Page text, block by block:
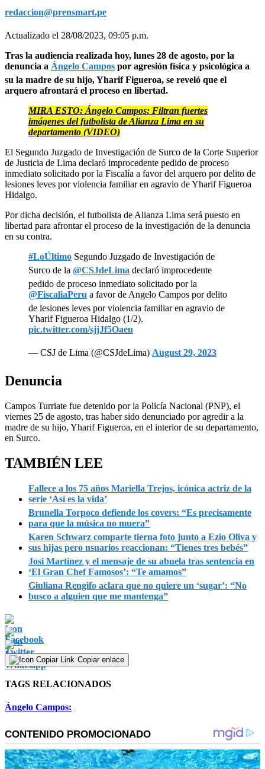
redaccion@prensmart.pe
Actualizado el 28/08/2023, 09:05 p.m.
Tras la audiencia realizada hoy, lunes 28 de agosto, por la
denuncia a Ángelo Campos por agresión física y psicológica a
su la madre de su hijo, Yharif Figueroa, se reveló que el
arquero afrontará el proceso en libertad.
MIRA ESTO: Ángelo Campos: Filtran fuertes
imágenes del futbolista de Alianza Lima en su
departamento (VIDEO)
El Segundo Juzgado de Investigación de Surco de la Corte Superior
de Justicia de Lima declaró improcedente pedido de proceso
inmediato solicitado por la Fiscalía a favor del arquero por delito de
lesiones leves por violencia familiar en agravio de Yharif Figueroa
Hidalgo.
Por dicha decisión, el futbolista de Alianza Lima será puesto en
libertad para afrontar el proceso de la investigación de la denuncia
en su contra.
#LoÚltimo Segundo Juzgado de Investigación de
Surco de la @CSJdeLima declaró improcedente
pedido de proceso inmediato solicitado por la
@FiscaliaPeru a favor de Angelo Campos por delito
de lesiones leves por violencia familiar en agravio de
Yharif Figueroa Hidalgo (1/2).
pic.twitter.com/sjjJf5Oaeu
— CSJ de Lima (@CSJdeLima) August 29, 2023
Denuncia
Campos Turriate fue detenido por la Policía Nacional (PNP), el
viernes 25 de agosto, tras haber sido denunciado por agredir a la
madre de su hijo, Yharif Figueroa, en el interior de su departamento,
en Surco.
TAMBIÉN LEE
Fallece a los 75 años Mariella Trejos, icónica actriz de la
serie ‘Así es la vida’
Brunella Torpoco defiende los covers: “Es precisamente
para que la música no muera”
Karen Schwarz comparte tierna foto junto a Ezio Oliva y
sus hijas pero usuarios reaccionan: “Tienes tres bebés”
Josi Martínez y el mensaje de su abuela tras sentencia en
‘El Gran Chef Famosos’: “Te amamos”
Giuliana Rengifo aclara que no quiere un ‘sugar’: “No
busco a alguien que me mantenga”
Copiar enlace
TAGS RELACIONADOS
Ángelo Campos: